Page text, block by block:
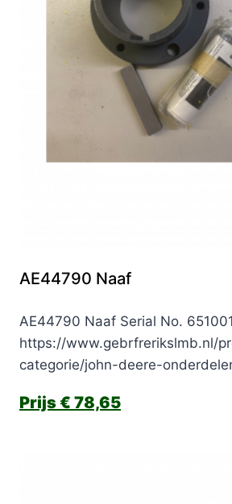
AE44790 Naaf
AE44790 Naaf Serial No. 651001-
https://www.gebrfrerikslmb.nl/
categorie/john-deere-
€ 78,65